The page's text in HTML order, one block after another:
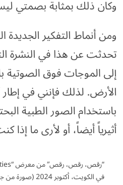
وكان ذلك بمثابة بصمتي
ومن أنماط التفكير
تحدثت عن هذا في النشرة
إلى الموجات فوق الصوتية
الأرض. لذلك فإنني في
باستخدام الصور الطبية
أثيرياً أيضاً، أو لأرى ما
في الكويت، أكتوبر 2024 (صورة من جاليري هُنَّ آرت)